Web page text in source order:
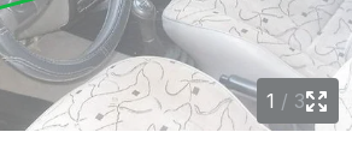
1 / 3